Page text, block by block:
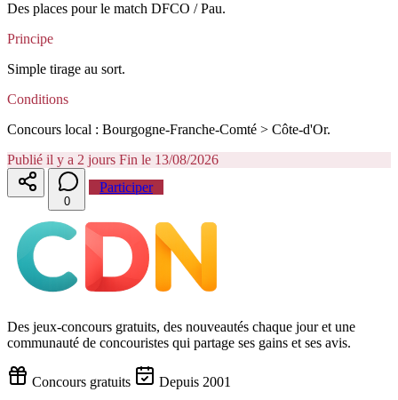
Des places pour le match DFCO / Pau.
Principe
Simple tirage au sort.
Conditions
Concours local : Bourgogne-Franche-Comté > Côte-d'Or.
Publié il y a 2 jours Fin le 13/08/2026
0
Participer
Des jeux-concours gratuits, des nouveautés chaque jour et une
communauté de concouristes qui partage ses gains et ses avis.
Concours gratuits Depuis 2001